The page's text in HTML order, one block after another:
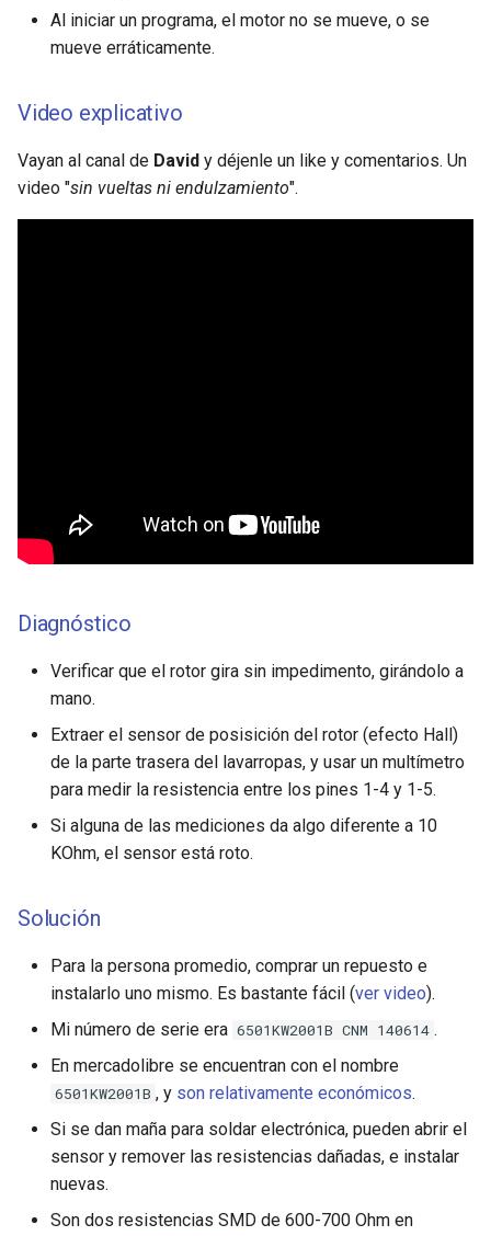
Al iniciar un programa, el motor no se mueve, o se
mueve erráticamente.
Video explicativo
Vayan al canal de David y déjenle un like y comentarios. Un
video "sin vueltas ni endulzamiento".
Diagnóstico
Verificar que el rotor gira sin impedimento, girándolo a
mano.
Extraer el sensor de posisición del rotor (efecto Hall)
de la parte trasera del lavarropas, y usar un multímetro
para medir la resistencia entre los pines 1-4 y 1-5.
Si alguna de las mediciones da algo diferente a 10
KOhm, el sensor está roto.
Solución
Para la persona promedio, comprar un repuesto e
instalarlo uno mismo. Es bastante fácil (ver video).
Mi número de serie era 6501KW2001B CNM 140614 .
En mercadolibre se encuentran con el nombre
6501KW2001B , y son relativamente económicos.
Si se dan maña para soldar electrónica, pueden abrir el
sensor y remover las resistencias dañadas, e instalar
nuevas.
Son dos resistencias SMD de 600-700 Ohm en